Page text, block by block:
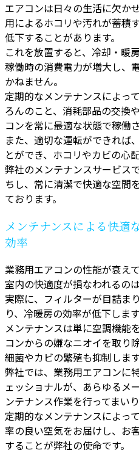
エアコンは日々の生活に欠か
用によるホコリや汚れが蓄積
低下することがあります。
これを放置すると、冷却・暖
稼働時の消費電力が増大し、
かねません。
定期的なメンテナンスによっ
ろんのこと、消耗部品の交換
コンを常に最適な状態で稼働
また、適切な運転ができれば
とができ、ホコリやカビの心
弊社のメンテナンスサービス
ちし、常に清潔で快適な空間
ております。
メンテナンスによる快適
効率
業務用エアコンの性能が衰え
室内の快適度が損なわれるの
実際に、フィルターが目詰ま
り、冷暖房の効率が低下します
メンテナンスは単に空調機能
コンからの嫌なニオイを取り
細菌やカビの繁殖も抑制します
弊社では、業務用エアコンに
ェッショナルが、あらゆるメ
ンテナンス作業を行ってまいり
定期的なメンテナンスによっ
率の良い空気をお届けし、お
することが弊社の使命です。